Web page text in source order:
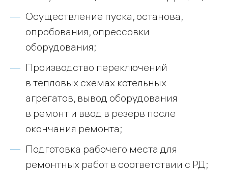
Осуществление пуска, останова,
опробования, опрессовки
оборудования;
Производство переключений
в тепловых схемах котельных
агрегатов, вывод оборудования
в ремонт и ввод в резерв после
окончания ремонта;
Подготовка рабочего места для
ремонтных работ в соответствии с РД;